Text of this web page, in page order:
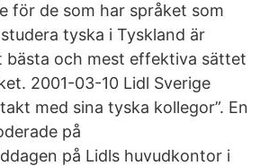
för de som har språket som
tyska i Tyskland är
bästa och mest effektiva sättet
2001-03-10 Lidl Sverige
med sina tyska kollegor”. En
på
på Lidls huvudkontor i